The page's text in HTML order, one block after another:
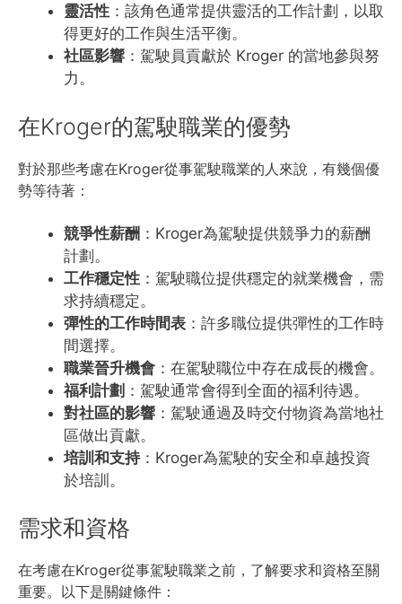
靈活性 ：該角色通常提供靈活的工作計劃，以取
得更好的工作與生活平衡。
社區影響 ：駕駛員貢獻於 Kroger 的當地參與努
力。
在Kroger的駕駛職業的優勢
對於那些考慮在Kroger從事駕駛職業的人來說，有幾個優
勢等待著：
競爭性薪酬 ：Kroger為駕駛提供競爭力的薪酬
計劃。
工作穩定性 ：駕駛職位提供穩定的就業機會，需
求持續穩定。
彈性的工作時間表 ：許多職位提供彈性的工作時
間選擇。
職業晉升機會 ：在駕駛職位中存在成長的機會。
福利計劃 ：駕駛通常會得到全面的福利待遇。
對社區的影響 ：駕駛通過及時交付物資為當地社
區做出貢獻。
培訓和支持：Kroger為駕駛的安全和卓越投資
於培訓。
需求和資格
在考慮在Kroger從事駕駛職業之前，了解要求和資格至關
重要。以下是關鍵條件：